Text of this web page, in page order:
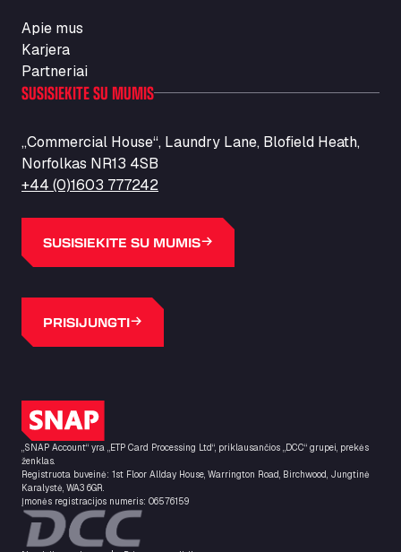
Apie mus
Karjera
Partneriai
SUSISIEKITE SU MUMIS
„Commercial House“, Laundry Lane, Blofield Heath,
Norfolkas NR13 4SB
+44 (0)1603 777242
SUSISIEKITE SU MUMIS
PRISIJUNGTI
SNAP logotipas
„SNAP Account“ yra „ETP Card Processing Ltd“, priklausančios „DCC“ grupei, prekės
ženklas.
Registruota buveinė: 1st Floor Allday House, Warrington Road, Birchwood, Jungtinė
Karalystė, WA3 6GR.
Įmonės registracijos numeris: 06576159